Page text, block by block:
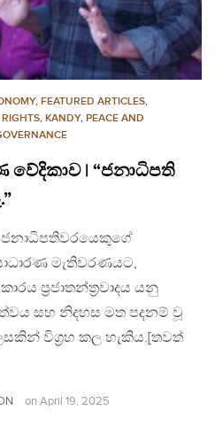
, FEATURED ARTICLES,
, KANDY, PEACE AND
වේදිකාව | “ජනාධිපති
ජනාධිපතිවරයෙකුගේ
මැතිවරණයට,
ප්‍රජාතන්ත්‍රවාදය යනු
සහ නිදහස මත පදනම් වූ
විග්‍රහ කල හැකිය.[තවත්
on April 19, 2025